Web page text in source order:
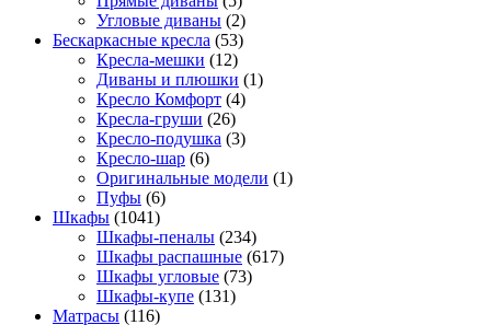
Угловые диваны (2)
Бескаркасные кресла (53)
Кресла-мешки (12)
Диваны и плюшки (1)
Кресло Комфорт (4)
Кресла-груши (26)
Кресло-подушка (3)
Кресло-шар (6)
Оригинальные модели (1)
Пуфы (6)
Шкафы (1041)
Шкафы-пеналы (234)
Шкафы распашные (617)
Шкафы угловые (73)
Шкафы-купе (131)
Матрасы (116)